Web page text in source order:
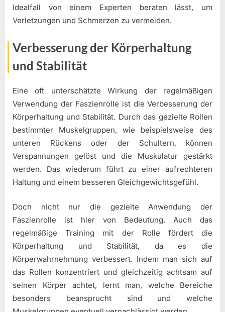
Idealfall von einem Experten beraten lässt, um
Verletzungen und Schmerzen zu vermeiden.
Verbesserung der Körperhaltung
und Stabilität
Eine oft unterschätzte Wirkung der regelmäßigen
Verwendung der Faszienrolle ist die Verbesserung der
Körperhaltung und Stabilität. Durch das gezielte Rollen
bestimmter Muskelgruppen, wie beispielsweise des
unteren Rückens oder der Schultern, können
Verspannungen gelöst und die Muskulatur gestärkt
werden. Das wiederum führt zu einer aufrechteren
Haltung und einem besseren Gleichgewichtsgefühl.
Doch nicht nur die gezielte Anwendung der
Faszienrolle ist hier von Bedeutung. Auch das
regelmäßige Training mit der Rolle fördert die
Körperhaltung und Stabilität, da es die
Körperwahrnehmung verbessert. Indem man sich auf
das Rollen konzentriert und gleichzeitig achtsam auf
seinen Körper achtet, lernt man, welche Bereiche
besonders beansprucht sind und welche